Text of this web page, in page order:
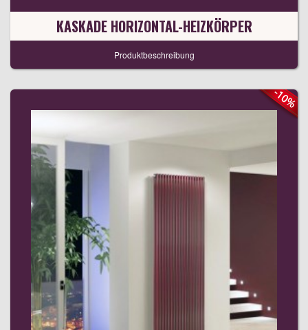
KASKADE HORIZONTAL-HEIZKÖRPER
Produktbeschreibung